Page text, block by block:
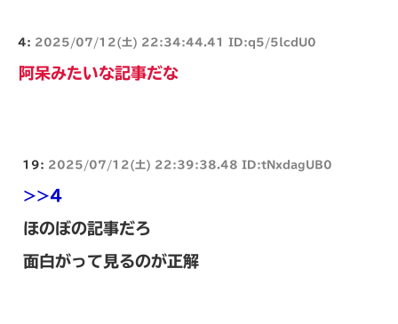
4: 2025/07/12(土) 22:34:44.41 ID:q5/5lcdU0
阿呆みたいな記事だな
19: 2025/07/12(土) 22:39:38.48 ID:tNxdagUB0
>>4
ほのぼの記事だろ
面白がって見るのが正解